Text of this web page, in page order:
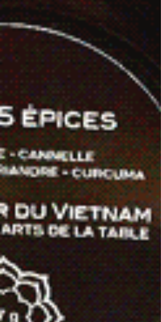
rubrique « Recettes » de notre site, recensant